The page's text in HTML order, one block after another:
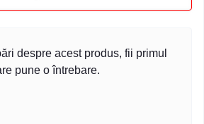
despre acest produs, fii primul
pune o întrebare.